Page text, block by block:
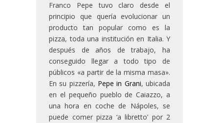
Franco Pepe tuvo claro desde el
principio que quería evolucionar un
producto tan popular como es la
pizza, toda una institución en Italia. Y
después de años de trabajo, ha
conseguido llegar a todo tipo de
públicos «a partir de la misma masa».
En su pizzería, Pepe in Grani, ubicada
en el pequeño pueblo de Caiazzo, a
una hora en coche de Nápoles, se
puede comer pizza ‘a libretto’ por 2